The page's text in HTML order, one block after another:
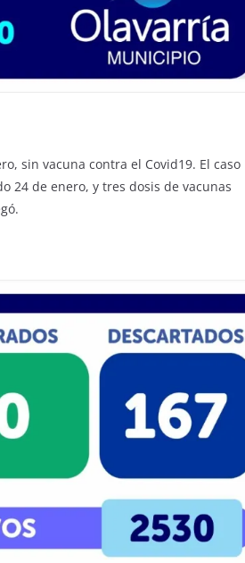
sin vacuna contra el Covid19. El caso
24 de enero, y tres dosis de vacunas